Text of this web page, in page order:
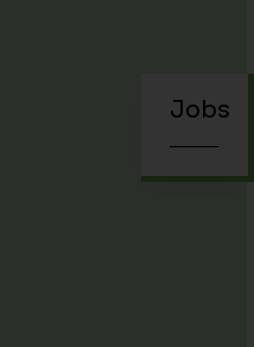
Jobs